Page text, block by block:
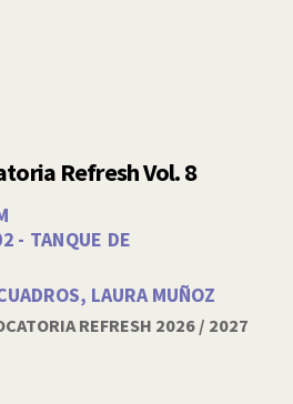
Refresh Vol. 8
- TANQUE DE
LAURA MUÑOZ
REFRESH 2026 / 2027